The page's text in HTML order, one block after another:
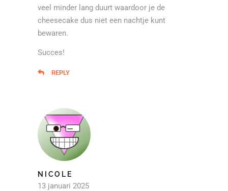
veel minder lang duurt waardoor je de
cheesecake dus niet een nachtje kunt
bewaren.
Succes!
REPLY
NICOLE
13 januari 2025